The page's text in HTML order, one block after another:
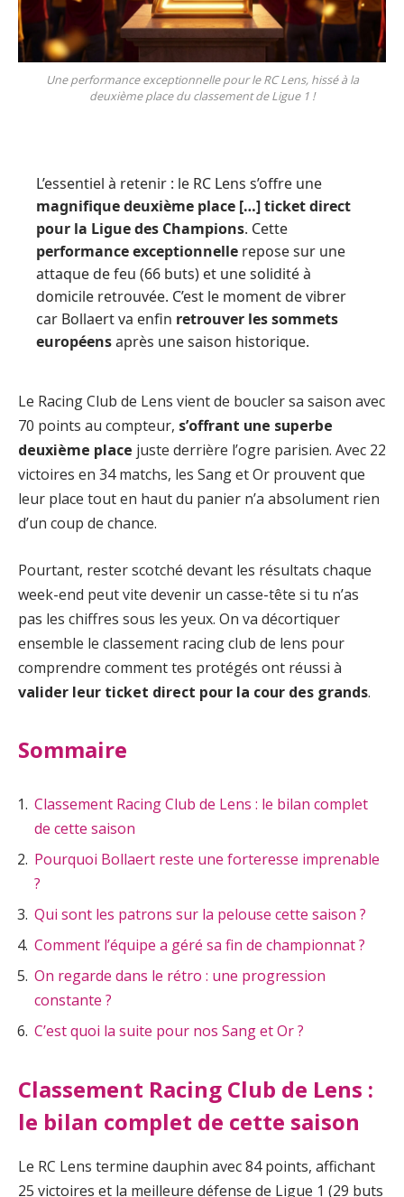
Une performance exceptionnelle pour le RC Lens, hissé à la
deuxième place du classement de Ligue 1 !
L’essentiel à retenir : le RC Lens s’offre une
magnifique deuxième place […] ticket direct
pour la Ligue des Champions. Cette
performance exceptionnelle repose sur une
attaque de feu (66 buts) et une solidité à
domicile retrouvée. C’est le moment de vibrer
car Bollaert va enfin retrouver les sommets
européensaprès une saison historique.
Le Racing Club de Lens vient de boucler sa saison avec
70 points au compteur, s’offrant une superbe
deuxième place juste derrière l’ogre parisien. Avec 22
victoires en 34 matchs, les Sang et Or prouvent que
leur place tout en haut du panier n’a absolument rien
d’un coup de chance.
Pourtant, rester scotché devant les résultats chaque
week-end peut vite devenir un casse-tête si tu n’as
pas les chiffres sous les yeux. On va décortiquer
ensemble le classement racing club de lens pour
comprendre comment tes protégés ont réussi à
valider leur ticket direct pour la cour des grands.
Sommaire
Classement Racing Club de Lens : le bilan complet
de cette saison
Pourquoi Bollaert reste une forteresse imprenable
?
Qui sont les patrons sur la pelouse cette saison ?
Comment l’équipe a géré sa fin de championnat ?
On regarde dans le rétro : une progression
constante ?
C’est quoi la suite pour nos Sang et Or ?
Classement Racing Club de Lens :
le bilan complet de cette saison
Le RC Lens termine dauphin avec 84 points, affichant
25 victoires et la meilleure défense de Ligue 1 (29 buts